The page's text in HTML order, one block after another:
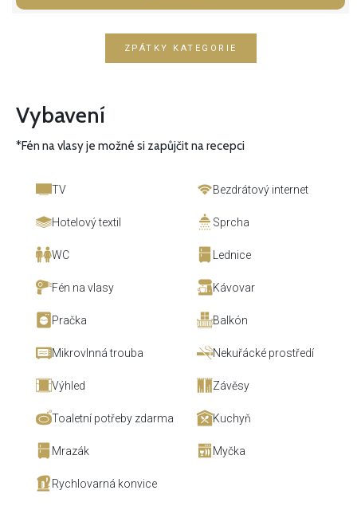
ZPÁTKY KATEGORIE
Vybavení
*Fén na vlasy je možné si zapůjčit na recepci
TV Bezdrátový internet
Hotelový textil Sprcha
WC Lednice
Fén na vlasy Kávovar
Pračka Balkón
Mikrovlnná trouba Nekuřácké prostředí
Výhled Závěsy
Toaletní potřeby zdarma Kuchyň
Mrazák Myčka
Rychlovarná konvice